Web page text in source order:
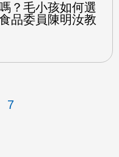
？毛小孩如何選
品委員陳明汝教
7